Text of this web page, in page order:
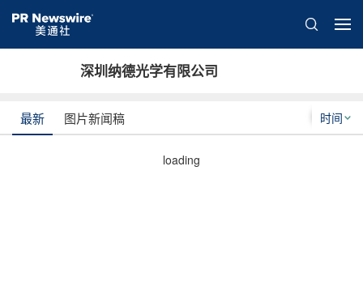
深圳纳德光学有限公司
时间
最新 图片新闻稿
loading